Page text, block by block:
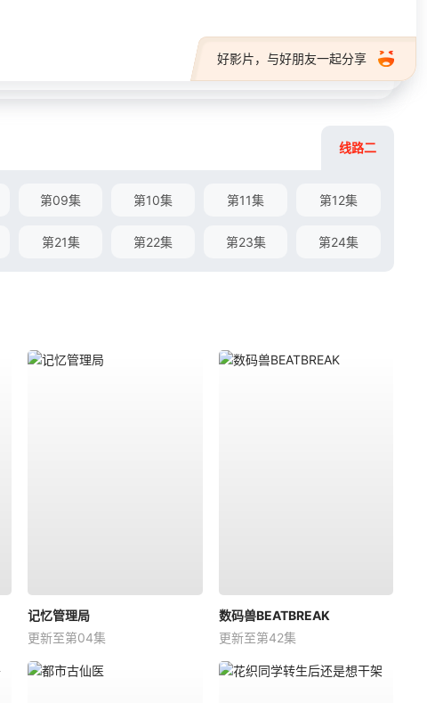
好影片，与好朋友一起分享
线路二
第09集 第10集 第11集 第12集
第21集 第22集 第23集 第24集
记忆管理局
更新至第04集
数码兽BEATBREAK
更新至第42集